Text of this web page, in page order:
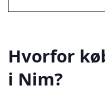
Hvorfor
i Nim?